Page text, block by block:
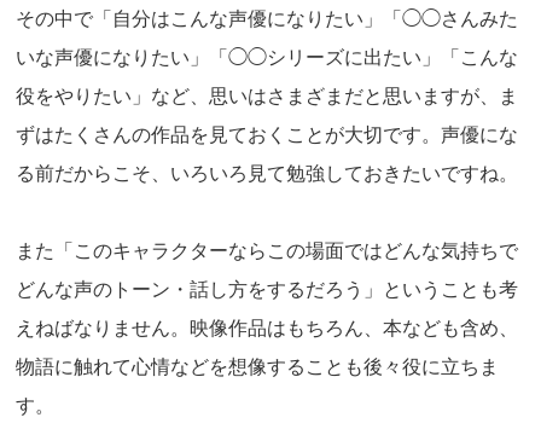
その中で「自分はこんな声優になりたい」「◯◯さんみた
いな声優になりたい」「◯◯シリーズに出たい」「こんな
役をやりたい」など、思いはさまざまだと思いますが、ま
ずはたくさんの作品を見ておくことが大切です。声優にな
る前だからこそ、いろいろ見て勉強しておきたいですね。
また「このキャラクターならこの場面ではどんな気持ちで
どんな声のトーン・話し方をするだろう」ということも考
えねばなりません。映像作品はもちろん、本なども含め、
物語に触れて心情などを想像することも後々役に立ちま
す。